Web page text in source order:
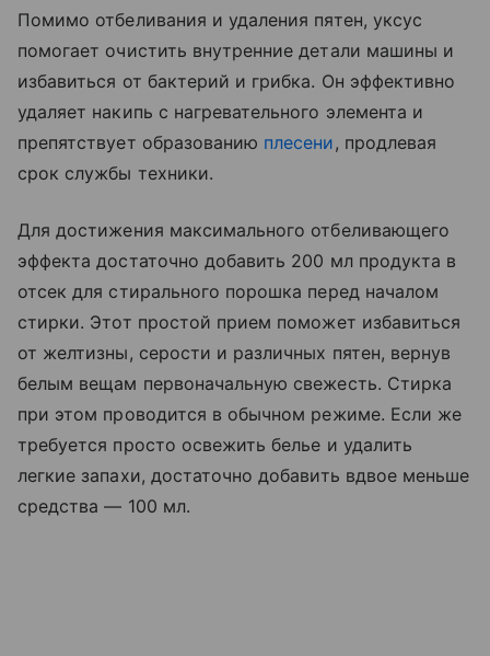
Помимо отбеливания и удаления пятен, уксус
помогает очистить внутренние детали машины и
избавиться от бактерий и грибка. Он эффективно
удаляет накипь с нагревательного элемента и
препятствует образованию плесени, продлевая
срок службы техники.
Для достижения максимального отбеливающего
эффекта достаточно добавить 200 мл продукта в
отсек для стирального порошка перед началом
стирки. Этот простой прием поможет избавиться
от желтизны, серости и различных пятен, вернув
белым вещам первоначальную свежесть. Стирка
при этом проводится в обычном режиме. Если же
требуется просто освежить белье и удалить
легкие запахи, достаточно добавить вдвое меньше
средства — 100 мл.